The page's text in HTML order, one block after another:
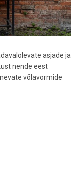
asjade ja
nende eest
võlavormide